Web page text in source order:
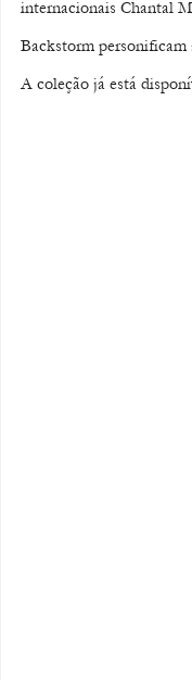
internacionais Chantal
Backstorm personificam
A coleção já está